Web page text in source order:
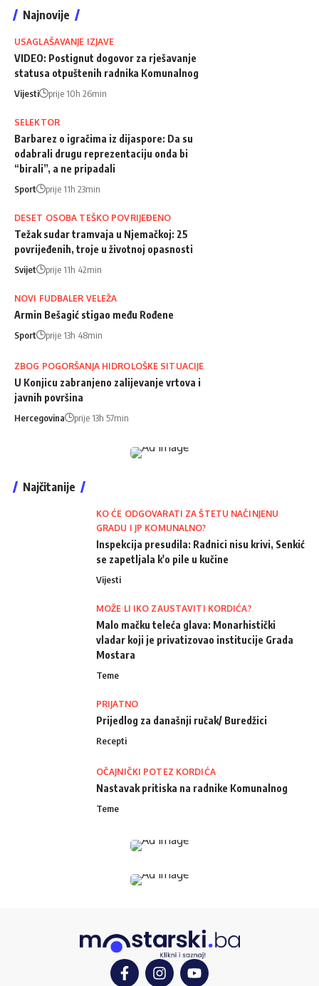
Najnovije
USAGLAŠAVANJE IZJAVE
VIDEO: Postignut dogovor za rješavanje
statusa otpuštenih radnika Komunalnog
Vijesti prije 10h 26min
SELEKTOR
Barbarez o igračima iz dijaspore: Da su
odabrali drugu reprezentaciju onda bi
“birali”, a ne pripadali
Sport prije 11h 23min
DESET OSOBA TEŠKO POVRIJEĐENO
Težak sudar tramvaja u Njemačkoj: 25
povrijeđenih, troje u životnoj opasnosti
Svijet prije 11h 42min
NOVI FUDBALER VELEŽA
Armin Bešagić stigao među Rođene
Sport prije 13h 48min
ZBOG POGORŠANJA HIDROLOŠKE SITUACIJE
U Konjicu zabranjeno zalijevanje vrtova i
javnih površina
Hercegovina prije 13h 57min
Najčitanije
KO ĆE ODGOVARATI ZA ŠTETU NAČINJENU
GRADU I JP KOMUNALNO?
Inspekcija presudila: Radnici nisu krivi, Senkić
se zapetljala k'o pile u kučine
Vijesti
MOŽE LI IKO ZAUSTAVITI KORDIĆA?
Malo mačku teleća glava: Monarhistički
vladar koji je privatizovao institucije Grada
Mostara
Teme
PRIJATNO
Prijedlog za današnji ručak/ Buredžici
Recepti
OČAJNIČKI POTEZ KORDIĆA
Nastavak pritiska na radnike Komunalnog
Teme